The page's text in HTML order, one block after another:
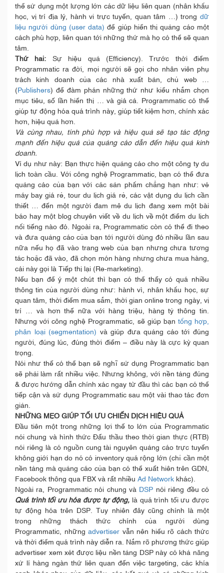
thể sử dụng một lượng lớn các dữ liệu liên quan (nhân khẩu
học, vị trí địa lý, hành vi trực tuyến, quan tâm …) trong dữ
liệu người dùng (user data) để giúp hiển thị quảng cáo một
cách phù hợp, liên quan tới những thứ mà họ có thể sẽ quan
tâm.
Thứ hai: Sự hiệu quả (Efficiency). Trước thời điểm
Programmatic ra đời, mọi người sẽ gọi cho nhân viên phụ
trách kinh doanh của các nhà xuất bản, chủ web …
( Publishers) để đàm phán những thứ như kiểu nhắm chọn
mục tiêu, số lần hiển thị … và giá cả. Programmatic có thể
giúp tự động hóa quá trình này, giúp tiết kiệm hơn, chính xác
hơn, hiệu quả hơn.
Và cùng nhau, tính phù hợp và hiệu quả sẽ tạo tác động
mạnh đến hiệu quả của quảng cáo dẫn đến hiệu quả kinh
doanh.
Ví dụ như này: Bạn thực hiện quảng cáo cho một công ty du
lịch toàn cầu. Với công nghệ Programmatic, bạn có thể đưa
quảng cáo của bạn với các sản phẩm chẳng hạn như: vé
máy bay giá rẻ, tour du lịch giá rẻ, các vật dụng du lịch cần
thiết … đến một người đam mê du lịch đang xem một bài
báo hay một blog chuyên viết về du lịch về một điểm du lịch
nổi tiếng nào đó. Ngoài ra, Programmatic còn có thể đi theo
và đưa quảng cáo của bạn tới người dùng đó nhiều lần sau
nữa nếu họ đã vào trang web của bạn nhưng chưa tương
tác hoặc đã vào, đã chọn món hàng nhưng chưa mua hàng,
cái này gọi là Tiếp thị lại (Re-marketing).
Nếu bạn để ý một chút thì bạn có thể thấy có quá nhiều
thông tin của người dùng như: hành vì, nhân khẩu học, sự
quan tâm, thời điểm mua sắm, thời gian online trong ngày, vị
trí … và hơn thế nữa với hàng triệu, hàng tỷ thông tin.
Nhưng với công nghệ Programmatic, sẽ giúp bạn tổng hợp,
phân loại (segmentation) và giúp đưa quảng cáo tới đúng
người, đúng lúc, đúng thời điểm – điều này là cực kỳ quan
trọng.
Nói như thế có thể bạn sẽ nghĩ sử dụng Programmatic bạn
sẽ phải làm rất nhiều việc. Nhưng không, với nền tảng đúng
& được hướng dẫn chính xác ngay từ đầu thì các bạn có thể
tiếp cận và sử dụng Programmatic sau một vài thao tác đơn
giản.
NHỮNG MẸO GIÚP TỐI ƯU CHIẾN DỊCH HIỆU QUẢ
Đầu tiên một trong những lợi thế to lớn của Programmatic
nói chung và hình thức Đấu thầu theo thời gian thực (RTB)
nói riêng là có nguồn cung tài nguyên quảng cáo trực tuyến
không giới hạn do nó có inventory quá rộng lớn (chỉ cần một
nền tảng mà quảng cáo của bạn có thể xuất hiên trên GDN,
Facebook thông qua FBX và rất nhiều Ad Network khác).
Ngoài ra, Programmatic nói chung và DSP nói riêng đều có
Quá trình tối ưu hóa được tự động, là quá trình tối ưu được
tự động hóa trên DSP. Tuy nhiên đây cũng chính là một
trong những thách thức chính của người dùng
Programmatic, những advertiser vẫn nên hiểu rõ cách thức
và thời điểm quá trình này diễn ra. Nắm rõ phương thức giúp
advertiser xem xét được liệu nền tảng DSP này có khả năng
xử lí hàng ngàn thứ liên quan đến việc targeting, các khía